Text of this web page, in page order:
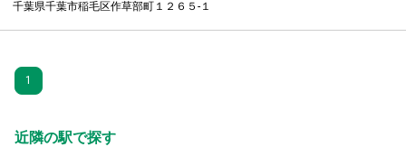
千葉県千葉市稲毛区作草部町１２６５-１
1
近隣の駅で探す